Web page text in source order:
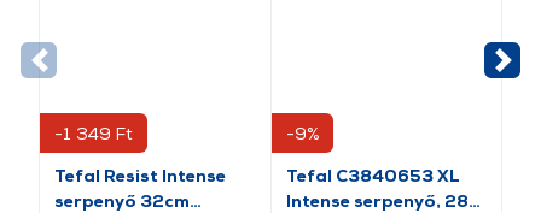
-1 349 Ft
Tefal Resist Intense
serpenyő 32cm
-9%
Tefal C3840653 XL
Intense serpenyő, 28